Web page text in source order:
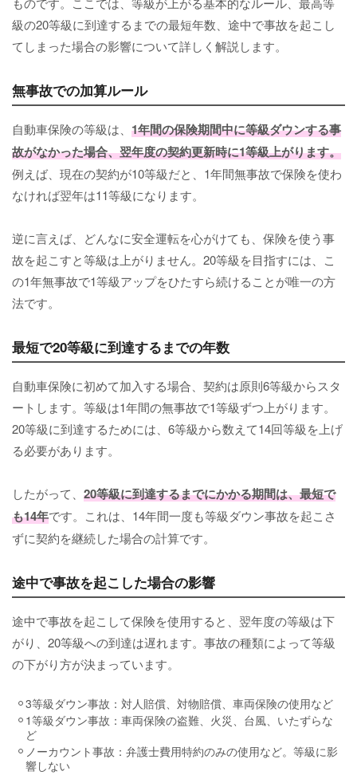
級の20等級に到達するまでの最短年数、途中で事故を起こし
てしまった場合の影響について詳しく解説します。
無事故での加算ルール
自動車保険の等級は、 1年間の保険期間中に等級ダウンする事
故がなかった場合、翌年度の契約更新時に1等級上がります。
例えば、現在の契約が10等級だと、1年間無事故で保険を使わ
なければ翌年は11等級になります。
逆に言えば、どんなに安全運転を心がけても、保険を使う事
故を起こすと等級は上がりません。20等級を目指すには、こ
の1年無事故で1等級アップをひたすら続けることが唯一の方
法です。
最短で20等級に到達するまでの年数
自動車保険に初めて加入する場合、契約は原則6等級からスタ
ートします。等級は1年間の無事故で1等級ずつ上がります。
20等級に到達するためには、6等級から数えて14回等級を上げ
る必要があります。
したがって、 20等級に到達するまでにかかる期間は、最短で
も14年です。これは、14年間一度も等級ダウン事故を起こさ
ずに契約を継続した場合の計算です。
途中で事故を起こした場合の影響
途中で事故を起こして保険を使用すると、翌年度の等級は下
がり、20等級への到達は遅れます。事故の種類によって等級
の下がり方が決まっています。
3等級ダウン事故：対人賠償、対物賠償、車両保険の使用など
1等級ダウン事故：車両保険の盗難、火災、台風、いたずらな
ど
ノーカウント事故：弁護士費用特約のみの使用など。等級に影
響しない